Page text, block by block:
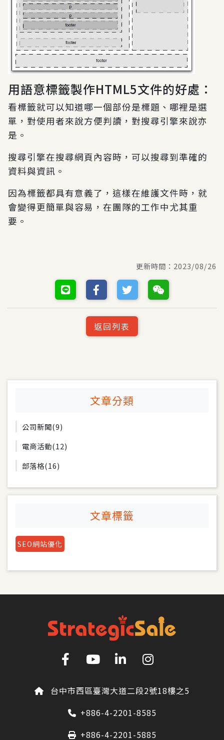
用語意標籤製作HTML5文件的好處：
看標籤就可以知道哪一個部份是標題、哪裡是選
單，對使用者來說方便判讀，對搜尋引擎來說亦
是。
搜尋引擎在搜尋網頁內容時，可以搜尋到準確的
資料與資訊。
因為標籤都具有意義了，這樣在維護文件時，就
會變得更簡單與容易，在團隊的工作中尤其重
要。
更新時間： 2023/08/26
返回列表
文章分類
公司新聞(9)
電商活動(12)
部落格(16)
文章標籤
SEO網站優化
台中市西區臺灣大道二段2號18樓之5
+886-4-2201-8585
+886-4-2201-5885